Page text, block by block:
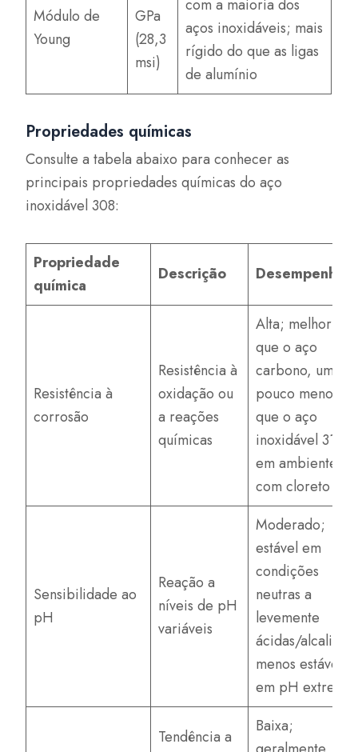
Módulo de
Young
GPa
(28,3
msi)
com a maioria dos
aços inoxidáveis; mais
rígido do que as ligas
de alumínio
Propriedades químicas
Consulte a tabela abaixo para conhecer as
principais propriedades químicas do aço
inoxidável 308:
Propriedade
química
Descrição Desempenho
Resistência à
corrosão
Resistência à
oxidação ou
a reações
químicas
Alta; melhor
que o aço
carbono, um
pouco menos
que o aço
inoxidável 316
em ambientes
com cloreto
Sensibilidade ao
pH
Reação a
níveis de pH
variáveis
Moderado;
estável em
condições
neutras a
levemente
ácidas/alcalinas,
menos estável
em pH extremo
Tendência a
Baixa;